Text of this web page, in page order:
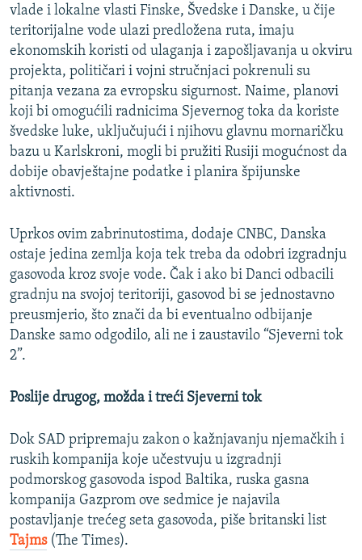
vlade i lokalne vlasti Finske, Švedske i Danske, u čije
teritorijalne vode ulazi predložena ruta, imaju
ekonomskih koristi od ulaganja i zapošljavanja u okviru
projekta, političari i vojni stručnjaci pokrenuli su
pitanja vezana za evropsku sigurnost. Naime, planovi
koji bi omogućili radnicima Sjevernog toka da koriste
švedske luke, uključujući i njihovu glavnu mornaričku
bazu u Karlskroni, mogli bi pružiti Rusiji mogućnost da
dobije obavještajne podatke i planira špijunske
aktivnosti.
Uprkos ovim zabrinutostima, dodaje CNBC, Danska
ostaje jedina zemlja koja tek treba da odobri izgradnju
gasovoda kroz svoje vode. Čak i ako bi Danci odbacili
gradnju na svojoj teritoriji, gasovod bi se jednostavno
preusmjerio, što znači da bi eventualno odbijanje
Danske samo odgodilo, ali ne i zaustavilo “Sjeverni tok
2”.
Poslije drugog, možda i treći Sjeverni tok
Dok SAD pripremaju zakon o kažnjavanju njemačkih i
ruskih kompanija koje učestvuju u izgradnji
podmorskog gasovoda ispod Baltika, ruska gasna
kompanija Gazprom ove sedmice je najavila
postavljanje trećeg seta gasovoda, piše britanski list
Tajms(The Times).